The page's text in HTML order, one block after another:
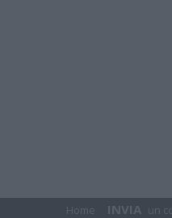
Home INVIA un